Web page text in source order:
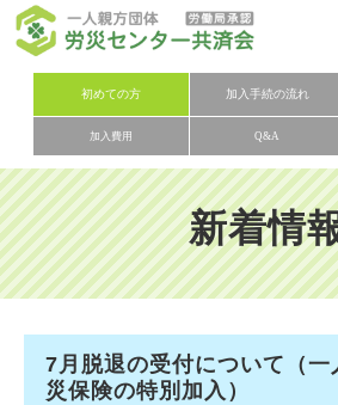
初めての方 加入手続の流れ
加入費用 Q&A
労災保険とは
労災保険の取りま
労災保険加入手続き
加入費用
加入申込み
お問い合わせ
新着情
7月脱退の受付について（一
災保険の特別加入）